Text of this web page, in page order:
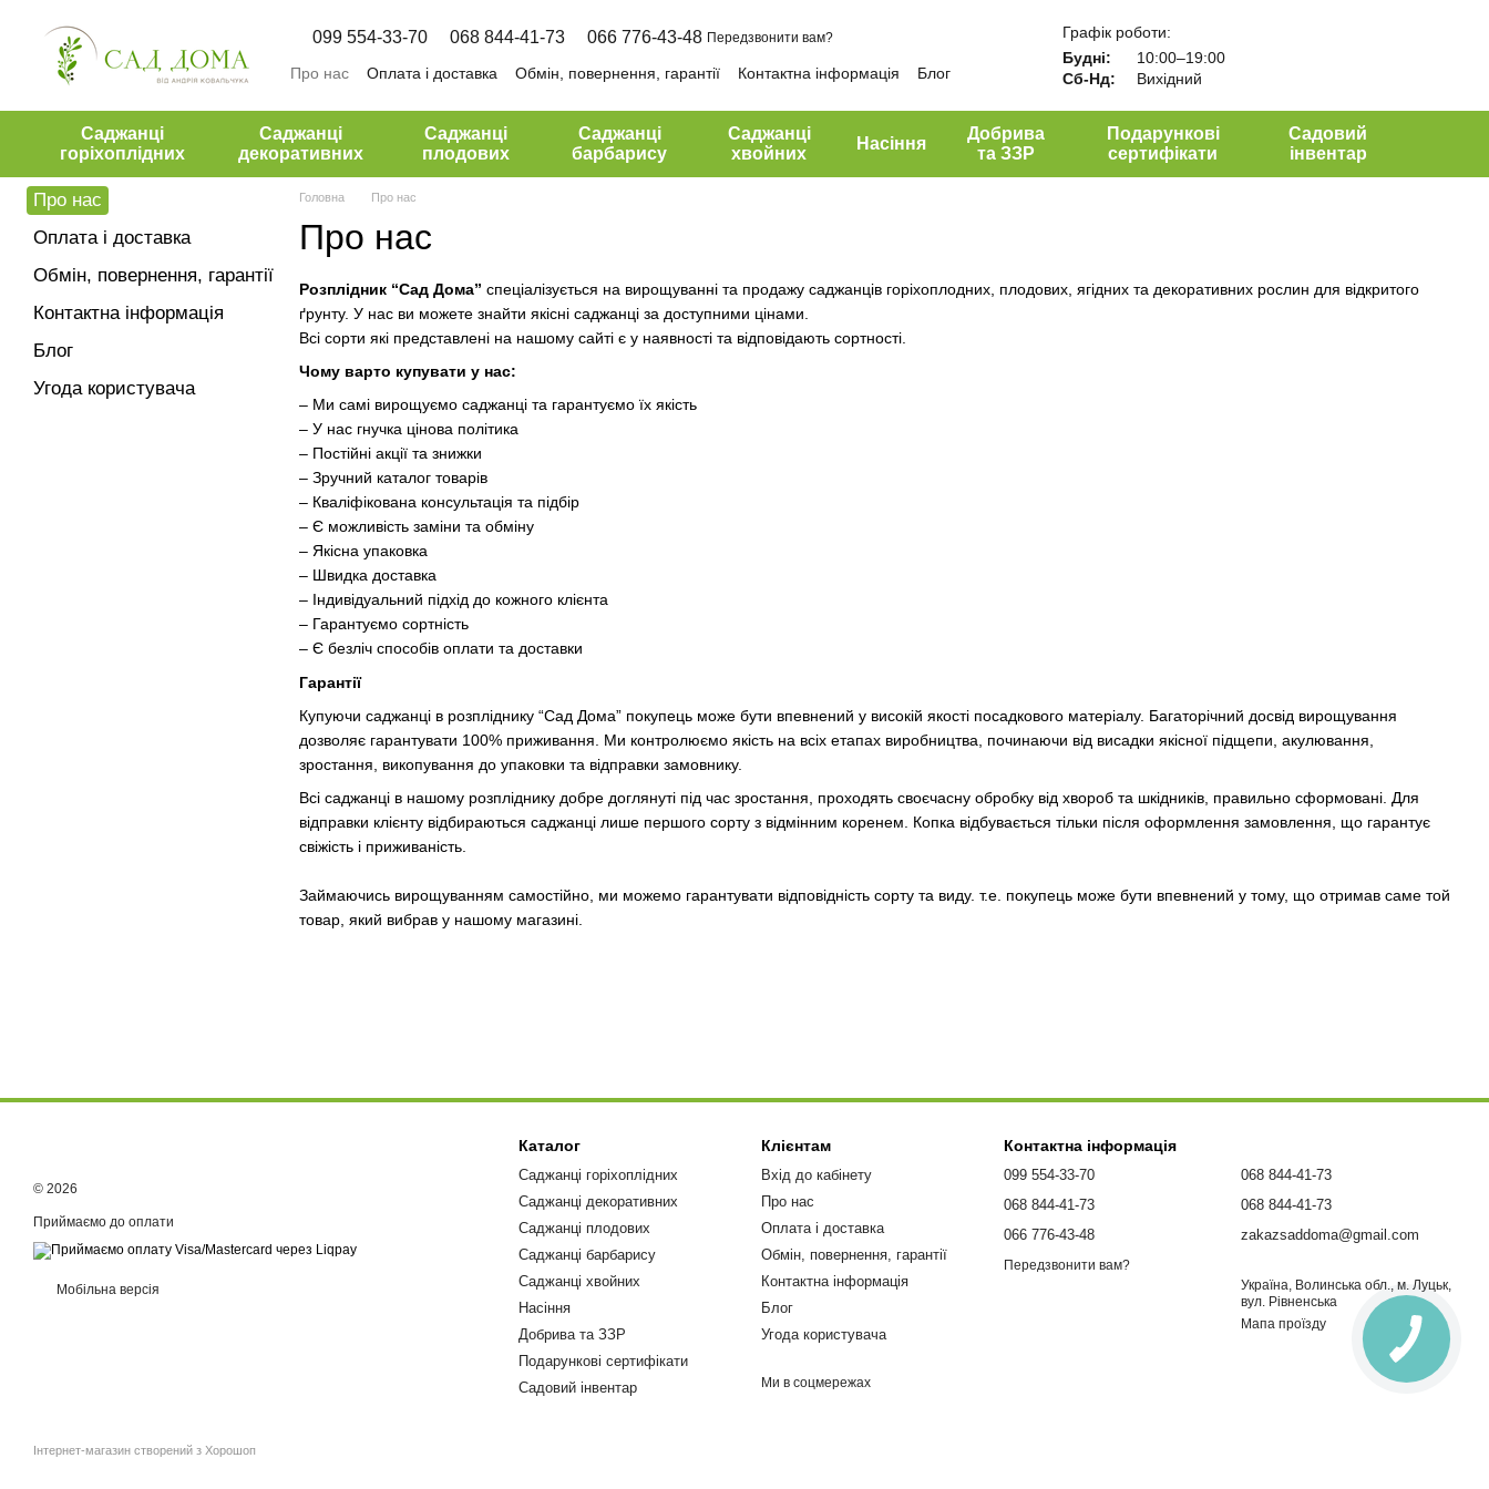
099 554-33-70 068 844-41-73 066 776-43-48 Передзвонити вам?
Про нас Оплата і доставка Обмін, повернення, гарантії Контактна інформація
Блог
Графік роботи:
Будні:
10:00–19:00
Сб-Нд:
Вихідний
Саджанці
горіхоплідних
Саджанці
декоративних
Саджанці
плодових
Саджанці
барбарису
Саджанці
хвойних
Насіння
Добрива
та ЗЗР
Подарункові
сертифікати
Садовий
інвентар
Головна Про нас
Про нас
Розплідник “Сад Дома” спеціалізується на вирощуванні та продажу саджанців горіхоплодних, плодових, ягідних та декоративних рослин для відкритого
ґрунту. У нас ви можете знайти якісні саджанці за доступними цінами.
Всі сорти які представлені на нашому сайті є у наявності та відповідають сортності.
Чому варто купувати у нас:
– Ми самі вирощуємо саджанці та гарантуємо їх якість
– У нас гнучка цінова політика
– Постійні акції та знижки
– Зручний каталог товарів
– Кваліфікована консультація та підбір
– Є можливість заміни та обміну
– Якісна упаковка
– Швидка доставка
– Індивідуальний підхід до кожного клієнта
– Гарантуємо сортність
– Є безліч способів оплати та доставки
Гарантії
Купуючи саджанці в розпліднику “Сад Дома” покупець може бути впевнений у високій якості посадкового матеріалу. Багаторічний досвід вирощування
дозволяє гарантувати 100% приживання. Ми контролюємо якість на всіх етапах виробництва, починаючи від висадки якісної підщепи, акулювання,
зростання, викопування до упаковки та відправки замовнику.
Всі саджанці в нашому розпліднику добре доглянуті під час зростання, проходять своєчасну обробку від хвороб та шкідників, правильно сформовані. Для
відправки клієнту відбираються саджанці лише першого сорту з відмінним коренем. Копка відбувається тільки після оформлення замовлення, що гарантує
свіжість і приживаність.
Займаючись вирощуванням самостійно, ми можемо гарантувати відповідність сорту та виду. т.е. покупець може бути впевнений у тому, що отримав саме той
товар, який вибрав у нашому магазині.
Про нас
Оплата і доставка
Обмін, повернення, гарантії
Контактна інформація
Блог
Угода користувача
© 2026
Приймаємо до оплати
Мобільна версія
Інтернет-магазин створений з Хорошоп
Каталог
Саджанці горіхоплідних
Саджанці декоративних
Саджанці плодових
Саджанці барбарису
Саджанці хвойних
Насіння
Добрива та ЗЗР
Подарункові сертифікати
Садовий інвентар
Клієнтам
Вхід до кабінету
Про нас
Оплата і доставка
Обмін, повернення, гарантії
Контактна інформація
Блог
Угода користувача
Ми в соцмережах
Контактна інформація
099 554-33-70
068 844-41-73
066 776-43-48
Передзвонити вам?
068 844-41-73
068 844-41-73
zakazsaddoma@gmail.com
Україна, Волинська обл., м. Луцьк,
вул. Рівненська
Мапа проїзду